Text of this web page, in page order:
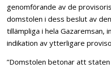
genomförande av de
domstolen i dess beslut av
tillämpliga i hela Gazaremsan,
indikation av ytterligare
”Domstolen betonar att